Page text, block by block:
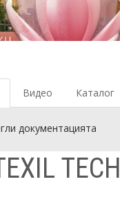
Видео Каталог
документацията
TECH